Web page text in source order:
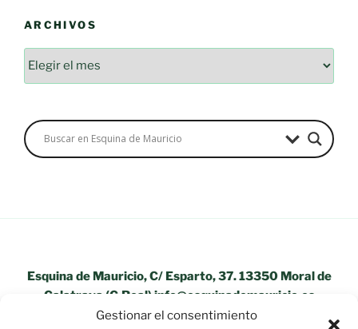
Gestionar el consentimiento
ARCHIVOS
Archivos
Esquina de Mauricio, C/ Esparto, 37. 13350 Moral de
Calatrava (C.Real) info@esquinademauricio.es